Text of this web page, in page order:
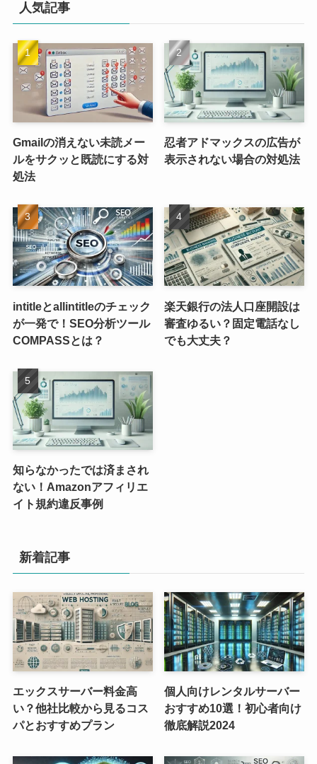
人気記事
Gmailの消えない未読メー
ルをサクッと既読にする対
処法
忍者アドマックスの広告が
表示されない場合の対処法
intitleとallintitleのチェック
が一発で！SEO分析ツール
COMPASSとは？
楽天銀行の法人口座開設は
審査ゆるい？固定電話なし
でも大丈夫？
知らなかったでは済まされ
ない！Amazonアフィリエ
イト規約違反事例
新着記事
エックスサーバー料金高
い？他社比較から見るコス
パとおすすめプラン
個人向けレンタルサーバー
おすすめ10選！初心者向け
徹底解説2024